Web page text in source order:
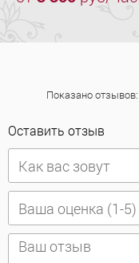
Показано
Оставить отзыв